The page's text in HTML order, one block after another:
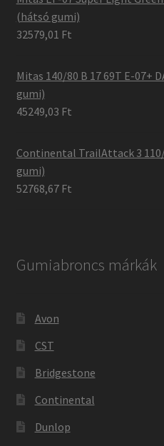
(hátsó gumi)
32579,01 Ft
Mitas 140/80 B 17 69T E-07+
gumi)
45249,03 Ft
Continental TrailAttack 3 110/
gumi)
52768,67 Ft
Gumiabroncs márkák
Avon
CST
Bridgestone
Continental
Dunlop